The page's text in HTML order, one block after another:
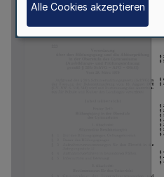
Alle Cookies akzeptieren